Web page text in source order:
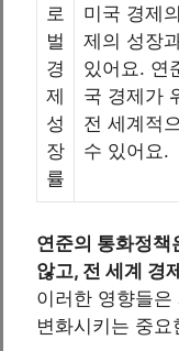
로
벌
경
제
성
장
률
미국 경제
제의 성장
있어요. 연
국 경제가
전 세계적
수 있어요.
연준의 통화정책
않고, 전 세계 경
이러한 영향들
변화시키는 중